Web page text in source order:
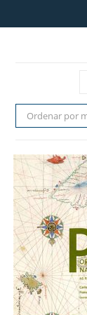
Ordenar por